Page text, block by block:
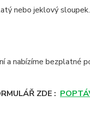
nebo jeklový
a nabízíme bezplatné
ZDE :